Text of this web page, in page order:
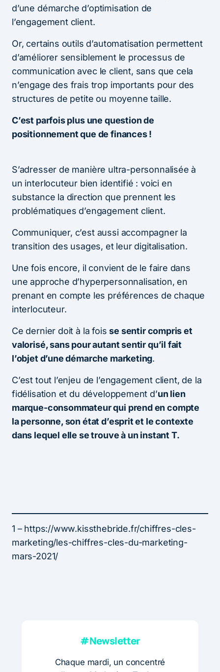
d’une démarche d’optimisation de
l’engagement client.
Or, certains outils d’automatisation permettent
d’améliorer sensiblement le processus de
communication avec le client, sans que cela
n’engage des frais trop importants pour des
structures de petite ou moyenne taille.
C’est parfois plus une question de
positionnement que de finances !
S’adresser de manière ultra-personnalisée à
un interlocuteur bien identifié : voici en
substance la direction que prennent les
problématiques d’engagement client.
Communiquer, c’est aussi accompagner la
transition des usages, et leur digitalisation.
Une fois encore, il convient de le faire dans
une approche d’hyperpersonnalisation, en
prenant en compte les préférences de chaque
interlocuteur.
Ce dernier doit à la foisse sentir compris et
valorisé, sans pour autant sentir qu’il fait
l’objet d’une démarche marketing.
C’est tout l’enjeu de l’engagement client, de la
fidélisation et du développement d’un lien
marque-consommateur qui prend en compte
la personne, son état d’esprit et le contexte
dans lequel elle se trouve à un instant T.
1 – https://www.kissthebride.fr/chiffres-cles-
marketing/les-chiffres-cles-du-marketing-
mars-2021/
#Newsletter
Chaque mardi, un concentré